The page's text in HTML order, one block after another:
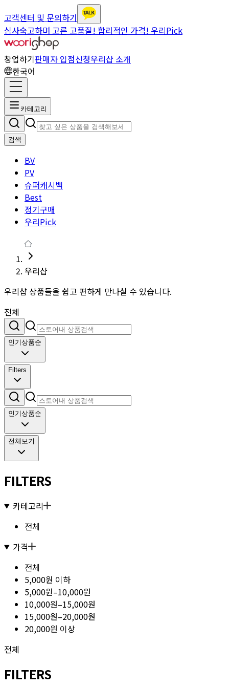
고객센터 및 문의하기
심사숙고하며 고른 고품질! 합리적인 가격! 우리Pick
창업하기판매자 입점신청우리샵 소개
한국어
카테고리
검색
BV
PV
슈퍼캐시백
Best
정기구매
우리Pick
우리샵
우리샵 상품들을 쉽고 편하게 만나실 수 있습니다.
전체
인기상품순
Filters
인기상품순
전체보기
FILTERS
카테고리
전체
가격
전체
5,000원 이하
5,000원–10,000원
10,000원–15,000원
15,000원–20,000원
20,000원 이상
전체
FILTERS